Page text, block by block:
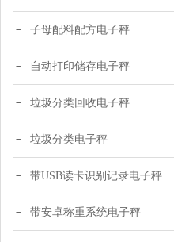
子母配料配方电子秤
自动打印储存电子秤
垃圾分类回收电子秤
垃圾分类电子秤
带USB读卡识别记录电子秤
带安卓称重系统电子秤